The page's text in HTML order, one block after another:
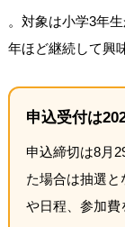
。対象は小学3年
年ほど継続して興
申込受付は
申込締切は8月
た場合は抽選
や日程、参加費